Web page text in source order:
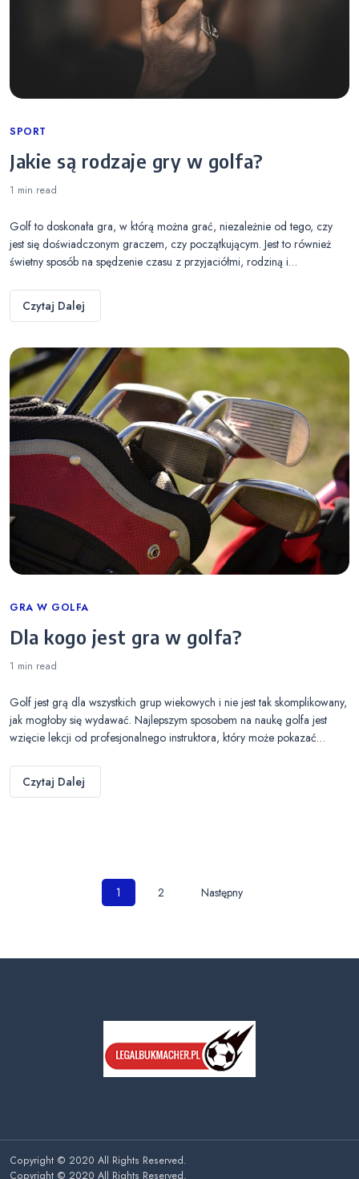
Categories
SPORT
Jakie są rodzaje gry w golfa?
1 min read
Golf to doskonała gra, w którą można grać, niezależnie od tego, czy
jest się doświadczonym graczem, czy początkującym. Jest to również
świetny sposób na spędzenie czasu z przyjaciółmi, rodziną i…
Czytaj Dalej
Categories
GRA W GOLFA
Dla kogo jest gra w golfa?
1 min read
Golf jest grą dla wszystkich grup wiekowych i nie jest tak skomplikowany,
jak mogłoby się wydawać. Najlepszym sposobem na naukę golfa jest
wzięcie lekcji od profesjonalnego instruktora, który może pokazać…
Czytaj Dalej
Nawigacja
1 2 Następny
Copyright © 2020 All Rights Reserved.
Copyright © 2020 All Rights Reserved.